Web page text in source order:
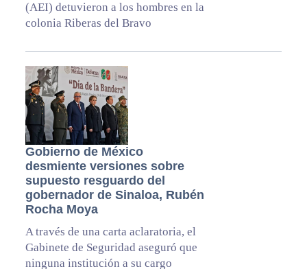
(AEI) detuvieron a los hombres en la
colonia Riberas del Bravo
Gobierno de México
desmiente versiones sobre
supuesto resguardo del
gobernador de Sinaloa, Rubén
Rocha Moya
A través de una carta aclaratoria, el
Gabinete de Seguridad aseguró que
ninguna institución a su cargo